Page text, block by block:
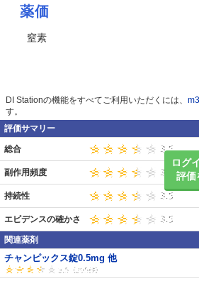
薬価
窒素
DI Stationの機能をすべてご利用いただくには、
す。
評価サマリー
ログ
評価
総合
副作用頻度
持続性
エビデンスの確かさ
関連薬剤
チャンピックス錠0.5mg 他